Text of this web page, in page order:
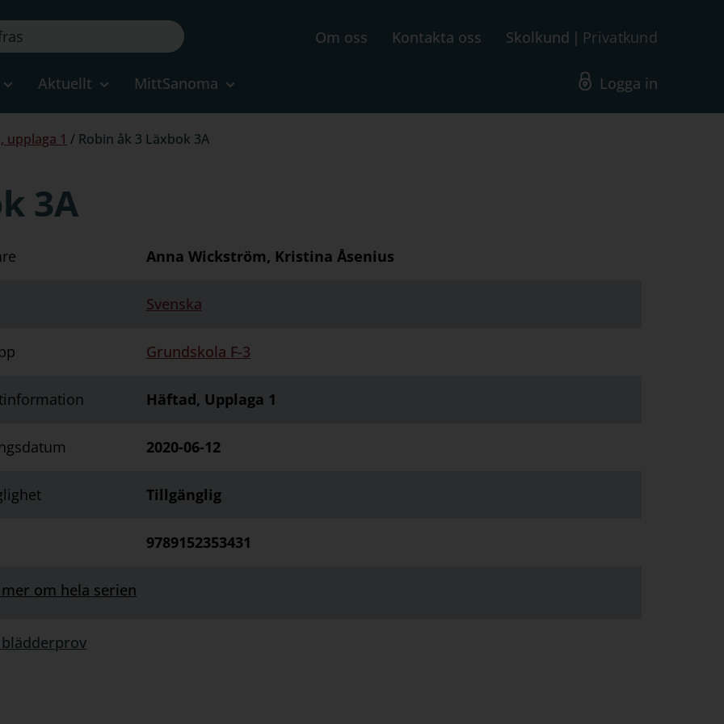
Om oss Kontakta oss Skolkund Privatkund
Aktuellt MittSanoma Logga in
upplaga 1 / Robin åk 3 Läxbok 3A
3A
Anna Wickström, Kristina Åsenius
Svenska
Grundskola F-3
Häftad, Upplaga 1
2020-06-12
Tillgänglig
9789152353431
mer om hela serien
blädderprov